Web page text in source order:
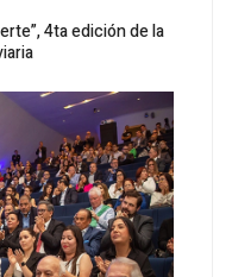
4ta edición de la